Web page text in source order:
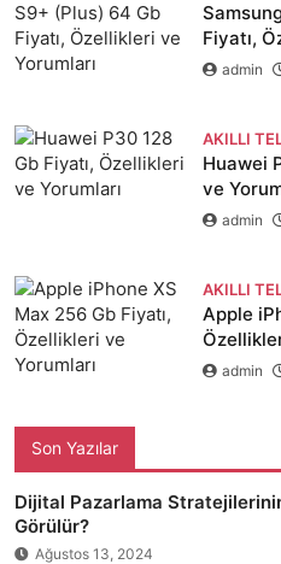
Fiyatı,
admin
AKILLI
Huawei
ve
admin
AKILLI
Apple
admin
Son Yazılar
Dijital Pazarlama
Görülür?
Ağustos 13, 2024